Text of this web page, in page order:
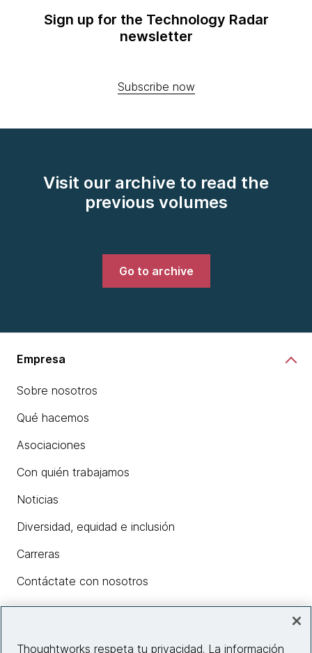
Sign up for the Technology Radar
newsletter
Subscribe now
Visit our archive to read the
previous volumes
Go to archive
Empresa
Sobre nosotros
Qué hacemos
Asociaciones
Con quién trabajamos
Noticias
Diversidad, equidad e inclusión
Carreras
Contáctate con nosotros
Thoughtworks respeta tu privacidad. La información